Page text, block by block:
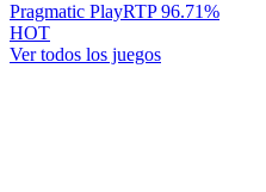
Pragmatic PlayRTP96.71%
HOT
Ver todos los juegos